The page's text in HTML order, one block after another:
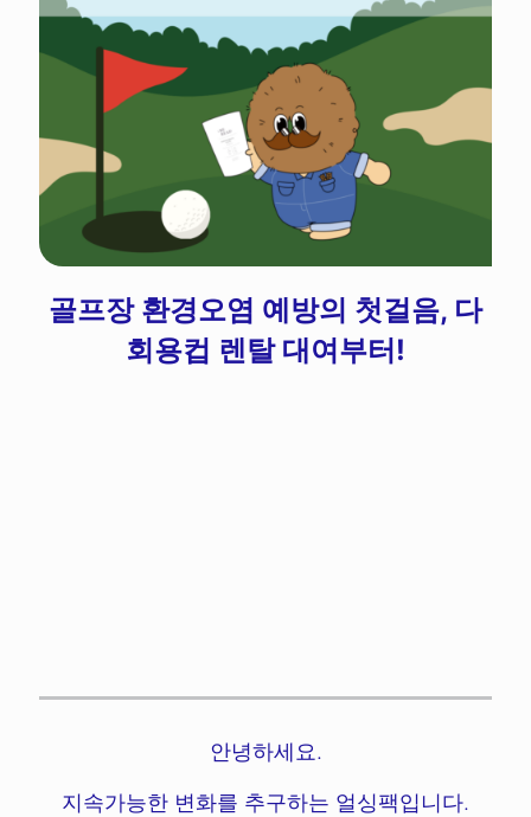
골프장 환경오염 예방의 첫걸음, 다
회용컵 렌탈 대여부터!
안녕하세요.
지속가능한 변화를 추구하는 얼싱팩입니다.